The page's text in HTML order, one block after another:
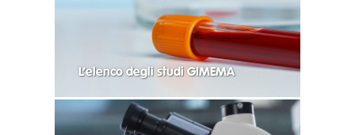
L’elenco degli studi GIMEMA